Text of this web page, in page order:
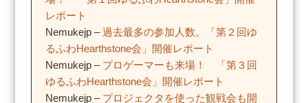
レポート
Nemukejp –過去最多の参加人数。「第２回ゆ
るふわHearthstone会」開催レポート
Nemukejp – プロゲーマーも来場！ 「第３回
ゆるふわHearthstone会」開催レポート
Nemukejp – プロジェクタを使った観戦会も開